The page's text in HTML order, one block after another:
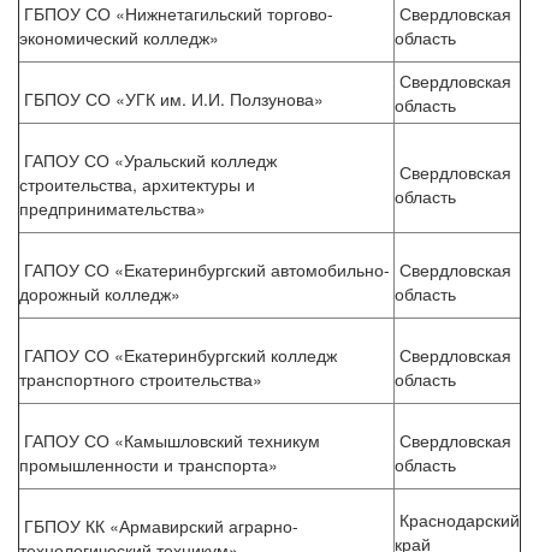
ГБПОУ СО «Нижнетагильский торгово-
экономический колледж»
Свердловская
область
ГБПОУ СО «УГК им. И.И. Ползунова»
Свердловская
область
ГАПОУ СО «Уральский колледж
строительства, архитектуры и
предпринимательства»
Свердловская
область
ГАПОУ СО «Екатеринбургский автомобильно-
дорожный колледж»
Свердловская
область
ГАПОУ СО «Екатеринбургский колледж
транспортного строительства»
Свердловская
область
ГАПОУ СО «Камышловский техникум
промышленности и транспорта»
Свердловская
область
ГБПОУ КК «Армавирский аграрно-
Краснодарский
край